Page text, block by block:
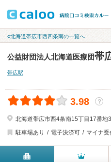
«北海道帯広市西四条南の一覧へ
公益財団法人北海道医療団帯
帯広駅
3.98 ？
北海道帯広市西4条南15丁目17番地
駐車場あり
電子決済可 マイナ受